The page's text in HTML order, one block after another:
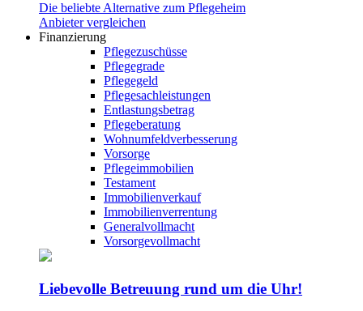
Die beliebte Alternative zum Pflegeheim
Anbieter vergleichen
Finanzierung
Pflegezuschüsse
Pflegegrade
Pflegegeld
Pflegesachleistungen
Entlastungsbetrag
Pflegeberatung
Wohnumfeldverbesserung
Vorsorge
Pflegeimmobilien
Testament
Immobilienverkauf
Immobilienverrentung
Generalvollmacht
Vorsorgevollmacht
Liebevolle Betreuung rund um die Uhr!